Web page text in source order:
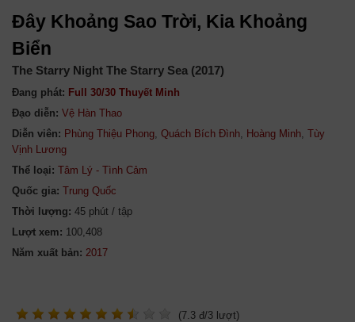
Đây Khoảng Sao Trời, Kia Khoảng
Biển
The Starry Night The Starry Sea (2017)
Đang phát: Full 30/30 Thuyết Minh
Đạo diễn: Vệ Hàn Thao
Diễn viên: Phùng Thiệu Phong, Quách Bích Đình, Hoàng Minh, Tùy
Vịnh Lương
Thể loại: Tâm Lý - Tình Cảm
Quốc gia: Trung Quốc
Thời lượng: 45 phút / tập
Lượt xem: 100,408
Năm xuất bản:
(7.3 đ/3 lượt)